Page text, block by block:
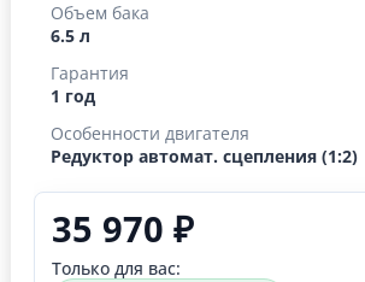
Объем бака
6.5 л
Гарантия
1 год
Особенности двигателя
Редуктор автомат. сцепления (1:2)
35 970 ₽
Только для вас: